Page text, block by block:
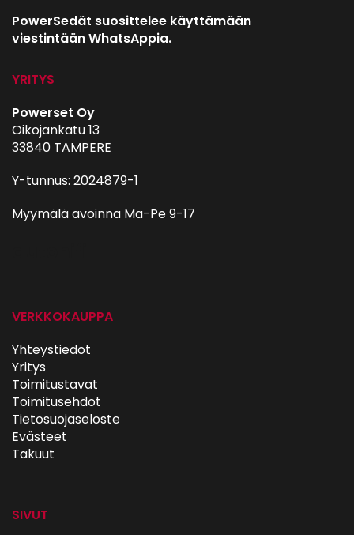
PowerSedät suosittelee käyttämään
viestintään WhatsAppia.
YRITYS
Powerset Oy
Oikojankatu 13
33840 TAMPERE
Y-tunnus: 2024879-1
Myymälä avoinna Ma-Pe 9-17
VERKKOKAUPPA
Yhteystiedot
Yritys
Toimitustavat
Toimitusehdot
Tietosuojaseloste
Evästeet
Takuut
SIVUT